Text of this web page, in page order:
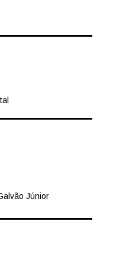
Júnior